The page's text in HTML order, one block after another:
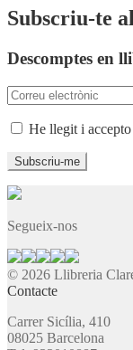
Subscriu-te
Descomptes en
He llegit i accepto
Segueix-nos
© 2026 Llibreria
Contacte
Carrer Sicília, 410
08025 Barcelona